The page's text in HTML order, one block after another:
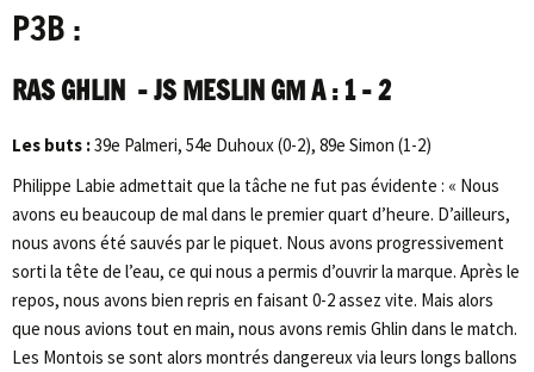
P3B :
RAS GHLIN – JSMESLIN GM A : 1 – 2
Les buts :39e Palmeri, 54e Duhoux (0-2), 89e Simon (1-2)
Philippe Labie admettait que la tâche ne fut pas évidente : « Nous
avons eu beaucoup de mal dans le premier quart d’heure. D’ailleurs,
nous avons été sauvés par le piquet. Nous avons progressivement
sorti la tête de l’eau, ce qui nous a permis d’ouvrir la marque. Après le
repos, nous avons bien repris en faisant 0-2 assez vite. Mais alors
que nous avions tout en main, nous avons remis Ghlin dans le match.
Les Montois se sont alors montrés dangereux via leurs longs ballons